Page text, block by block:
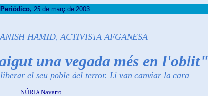
25 de març de 2003
HAMID, ACTIVISTA AFGANESA
una vegada més en l'oblit"
el seu poble del terror. Li van canviar la cara
NÚRIA Navarro